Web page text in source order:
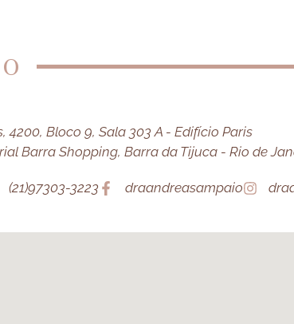
4200, Bloco 9, Sala 303 A - Edifício Paris
Barra Shopping, Barra da Tijuca - Rio de
(21)97303-3223 draandreasampaio